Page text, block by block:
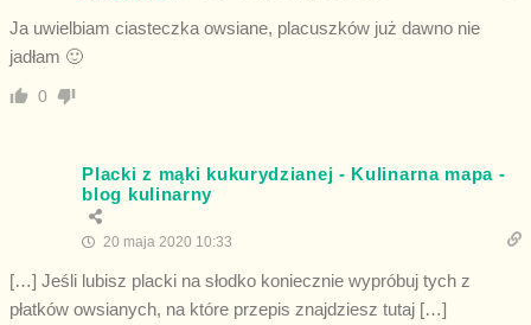
Ja uwielbiam ciasteczka owsiane, placuszków już dawno nie
jadłam 🙂
0
Placki z mąki kukurydzianej - Kulinarna mapa -
blog kulinarny
20 maja 2020 10:33
[…] Jeśli lubisz placki na słodko koniecznie wypróbuj tych z
płatków owsianych, na które przepis znajdziesz tutaj […]